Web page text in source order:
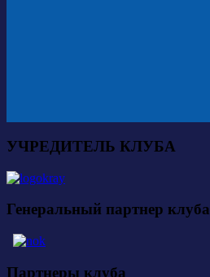
УЧРЕДИТЕЛЬ КЛУБА
Генеральный партнер клуба
Партнеры клуба